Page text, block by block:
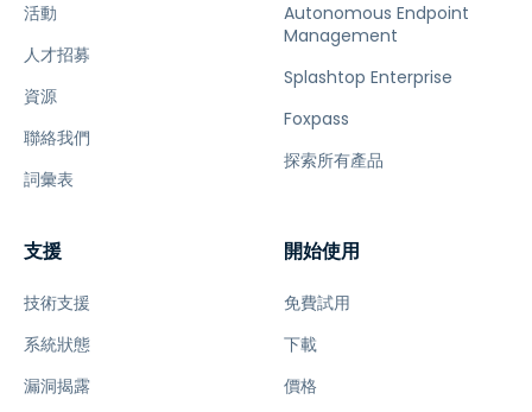
活動
人才招募
資源
聯絡我們
詞彙表
Autonomous Endpoint
Management
Splashtop Enterprise
Foxpass
探索所有產品
支援
技術支援
系統狀態
漏洞揭露
開始使用
免費試用
下載
價格